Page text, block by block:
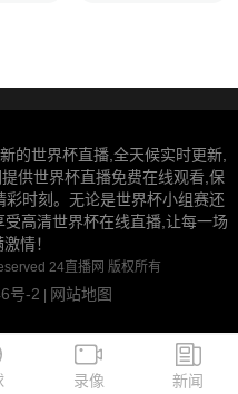
的世界杯直播,全天候实时更新,
供世界杯直播免费在线观看,保
时刻。无论是世界杯小组赛还
高清世界杯在线直播,让每一场
情！
24直播网 版权所有
号-2 | 网站地图
录像 新闻